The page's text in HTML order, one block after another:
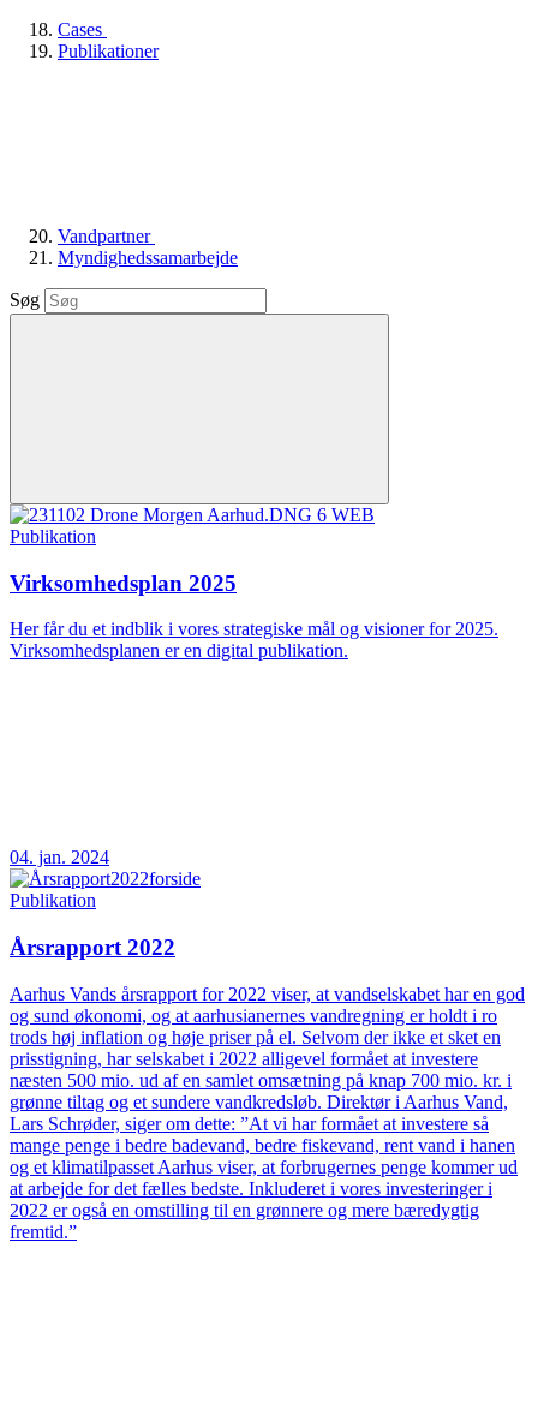
Cases
Publikationer
Vandpartner
Myndighedssamarbejde
Søg
Publikation
Virksomhedsplan 2025
Her får du et indblik i vores strategiske mål og visioner for 2025.
Virksomhedsplanen er en digital publikation.
04. jan. 2024
Publikation
Årsrapport 2022
Aarhus Vands årsrapport for 2022 viser, at vandselskabet har en god
og sund økonomi, og at aarhusianernes vandregning er holdt i ro
trods høj inflation og høje priser på el. Selvom der ikke et sket en
prisstigning, har selskabet i 2022 alligevel formået at investere
næsten 500 mio. ud af en samlet omsætning på knap 700 mio. kr. i
grønne tiltag og et sundere vandkredsløb. Direktør i Aarhus Vand,
Lars Schrøder, siger om dette: ”At vi har formået at investere så
mange penge i bedre badevand, bedre fiskevand, rent vand i hanen
og et klimatilpasset Aarhus viser, at forbrugernes penge kommer ud
at arbejde for det fælles bedste. Inkluderet i vores investeringer i
2022 er også en omstilling til en grønnere og mere bæredygtig
fremtid.”